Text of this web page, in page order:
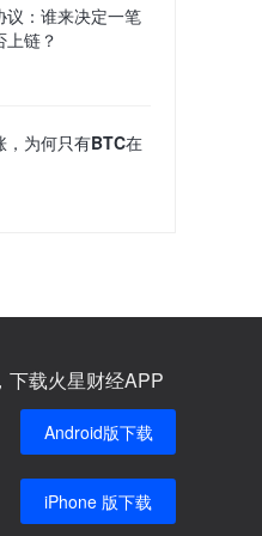
议：谁来决定一笔
上链？
，为何只有BTC在
下载火星财经APP
Android版下载
iPhone 版下载